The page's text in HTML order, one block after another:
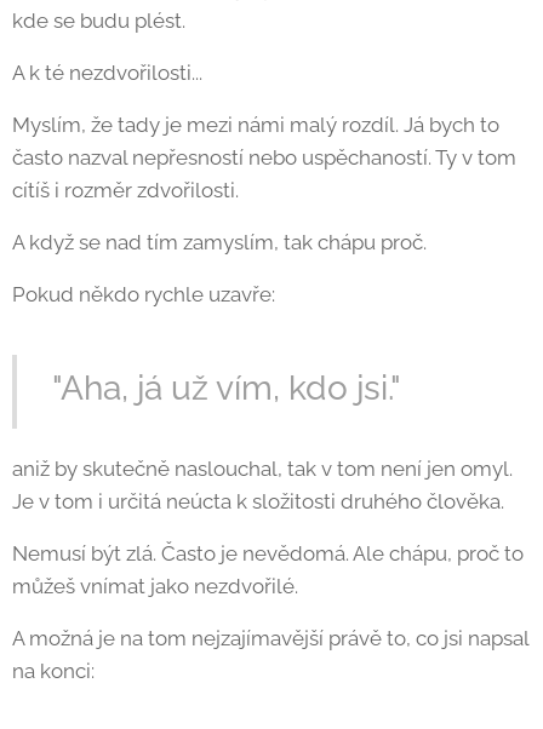
kde se budu plést. 😄
A k té nezdvořilosti...
Myslím, že tady je mezi námi malý rozdíl. Já bych to
často nazval nepřesností nebo uspěchaností. Ty v tom
cítíš i rozměr zdvořilosti.
A když se nad tím zamyslím, tak chápu proč.
Pokud někdo rychle uzavře:
"Aha, já už vím, kdo jsi."
aniž by skutečně naslouchal, tak v tom není jen omyl.
Je v tom i určitá neúcta k složitosti druhého člověka.
Nemusí být zlá. Často je nevědomá. Ale chápu, proč to
můžeš vnímat jako nezdvořilé.
A možná je na tom nejzajímavější právě to, co jsi napsal
na konci: